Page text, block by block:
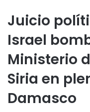
Juicio
Israel
Ministerio
Siria en
Damasco